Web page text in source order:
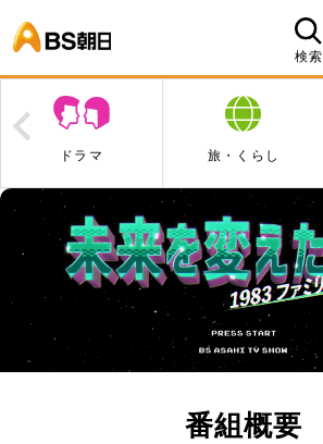
検索
ドラマ 旅・くらし
Prev
番組概要